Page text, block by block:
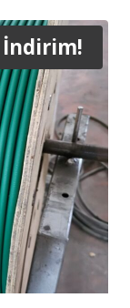
İndirim!